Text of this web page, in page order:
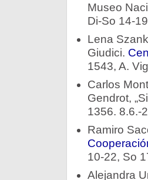
Museo
Di-So 14-
Lena
Giudici.
1543, A.
Carlos
Gendrot,
1356. 8.6.-
Ramiro
10-22, So
Alejandra